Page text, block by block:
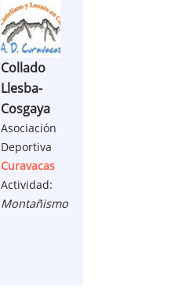
Collado
Llesba-
Cosgaya
Asociación
Deportiva
Curavacas
Actividad:
Montañismo